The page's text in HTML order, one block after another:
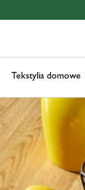
Tekstylia domowe